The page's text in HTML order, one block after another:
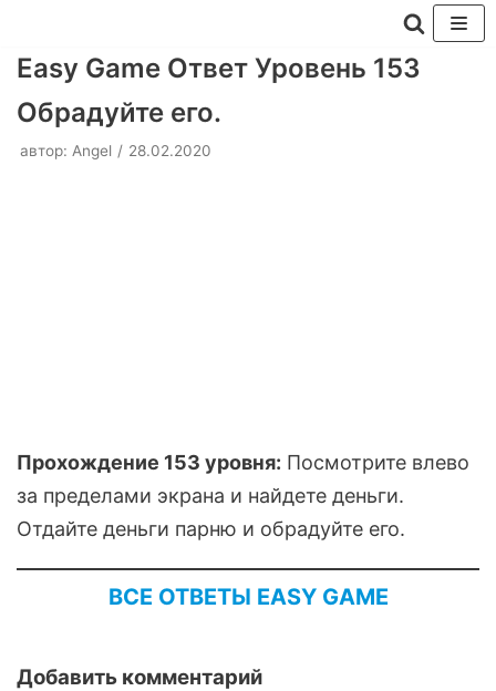
Перейти
содержимому
Easy Game Ответ Уровень 153
Обрадуйте его.
автор: Angel 28.02.2020
Прохождение 153 уровня: Посмотрите влево
за пределами экрана и найдете деньги.
Отдайте деньги парню и обрадуйте его.
ВСЕ ОТВЕТЫ EASY GAME
Добавить комментарий